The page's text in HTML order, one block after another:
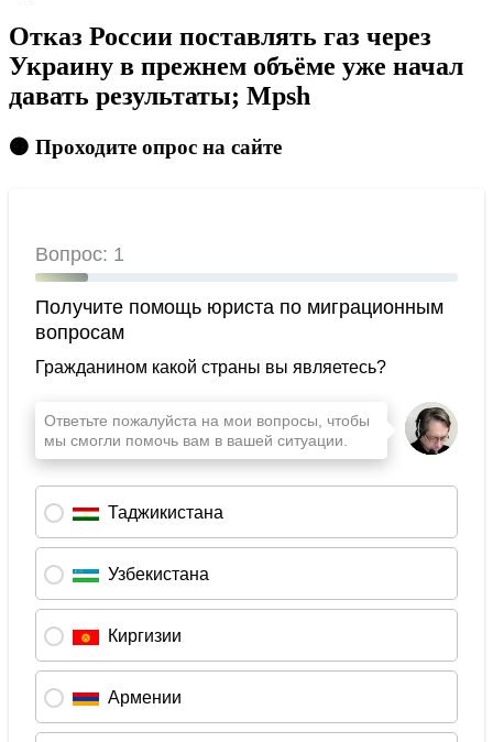
Отказ России поставлять газ через
Украину в прежнем объёме уже начал
давать результаты; Mpsh
🟠 Проходите опрос на сайте